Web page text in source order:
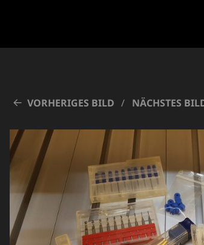
VORHERIGES BILD NÄCHSTES